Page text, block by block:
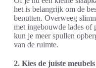
het is belangrijk om de
benutten. Overweeg
met ingebouwde lades of
kun je meer spullen
van de ruimte.
2. Kies de juiste